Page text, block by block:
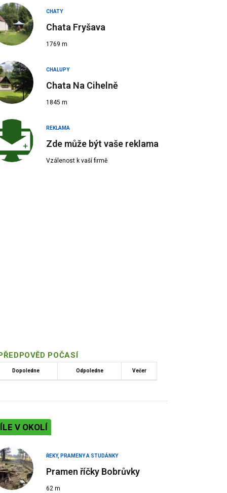
CHATY
Chata Fryšava
1769 m
CHALUPY
Chata Na Cihelně
1845 m
REKLAMA
Zde může být vaše reklama
Vzálenost k vaší firmě
POČASÍ
Dopoledne Odpoledne Večer
V OKOLÍ
ŘEKY, PRAMENY A STUDÁNKY
Pramen říčky Bobrůvky
62 m